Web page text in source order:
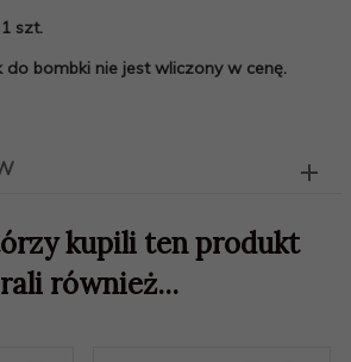
szt.
do bombki nie jest wliczony w cenę.
kupili ten produkt
również...